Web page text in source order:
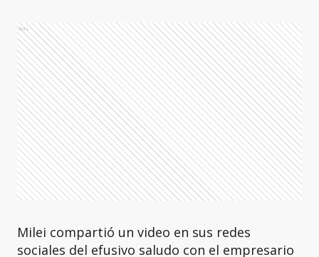
Ads
Milei compartió un video en sus redes
sociales del efusivo saludo con el empresario